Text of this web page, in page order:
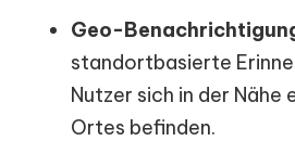
Geo-
standortbasierte
Nutzer sich in der Nähe
Ortes befinden.